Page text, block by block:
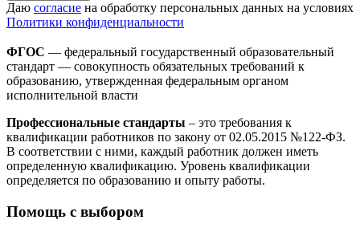
Даю согласие на обработку персональных данных на условиях
Политики конфиденциальности
ФГОС — федеральный государственный образовательный
стандарт — совокупность обязательных требований к
образованию, утвержденная федеральным органом
исполнительной власти
Профессиональные стандарты – это требования к
квалификации работников по закону от 02.05.2015 №122-ФЗ.
В соответствии с ними, каждый работник должен иметь
определенную квалификацию. Уровень квалификации
определяется по образованию и опыту работы.
Помощь с выбором